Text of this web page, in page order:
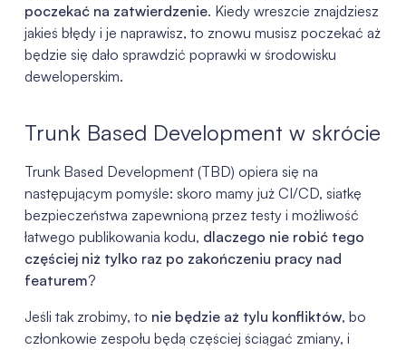
poczekać na zatwierdzenie. Kiedy wreszcie znajdziesz
jakieś błędy i je naprawisz, to znowu musisz poczekać aż
będzie się dało sprawdzić poprawki w środowisku
deweloperskim.
Trunk Based Development w skrócie
Trunk Based Development (TBD) opiera się na
następującym pomyśle: skoro mamy już CI/CD, siatkę
bezpieczeństwa zapewnioną przez testy i możliwość
łatwego publikowania kodu, dlaczego nie robić tego
częściej niż tylko raz po zakończeniu pracy nad
featurem?
Jeśli tak zrobimy, to nie będzie aż tylu konfliktów, bo
członkowie zespołu będą częściej ściągać zmiany, i